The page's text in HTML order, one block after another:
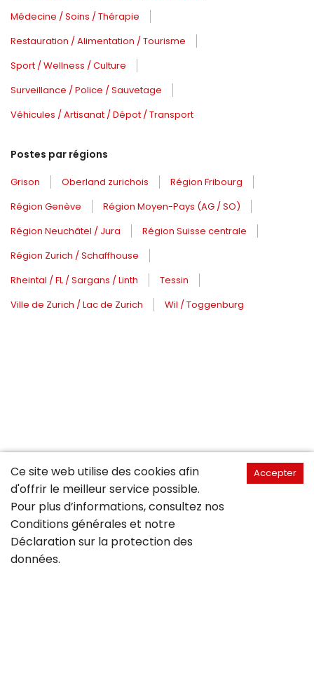
Médecine / Soins / Thérapie
Restauration / Alimentation / Tourisme
Sport / Wellness / Culture
Surveillance / Police / Sauvetage
Véhicules / Artisanat / Dépot / Transport
Postes par régions
Grison Oberland zurichois
Région Fribourg
Région Genève
Région Moyen-Pays (AG / SO)
Région Neuchâtel / Jura
Région Suisse centrale
Région Zurich / Schaffhouse
Rheintal / FL / Sargans / Linth
Tessin
Ville de Zurich / Lac de Zurich
Wil / Toggenburg
Ce site web utilise des cookies afin
d'offrir le meilleur service possible.
Pour plus d’informations, consultez nos
Conditions générales et notre
Déclaration sur la protection des
données.
Accepter